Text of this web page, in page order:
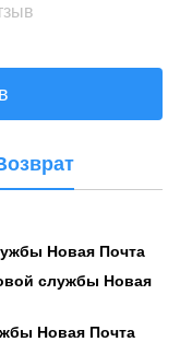
Новая Почта
службы Новая
Новая Почта